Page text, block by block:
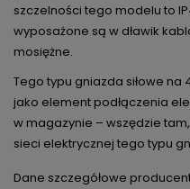
szczelności tego modelu to
wyposażone są w dławik
mosiężne.
Tego typu gniazda siłowe na
jako element podłączenia
w magazynie – wszędzie
sieci elektrycznej tego typu
Dane szczegółowe